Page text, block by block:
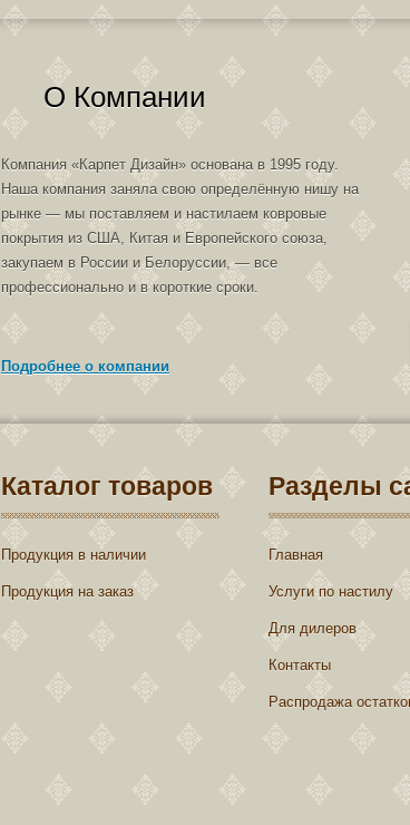
О Компании
Компания «Карпет Дизайн» основана в 1995 году.
Наша компания заняла свою определённую нишу на
рынке — мы поставляем и настилаем ковровые
покрытия из США, Китая и Европейского союза,
закупаем в России и Белоруссии, — все
профессионально и в короткие сроки.
Подробнее о компании
Каталог товаров
Продукция в наличии
Продукция на заказ
Разделы
Главная
Услуги по настилу
Для дилеров
Контакты
Распродажа